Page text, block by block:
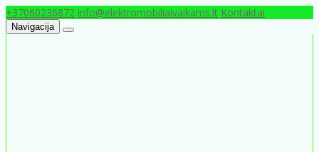
+37060236872 info@elektromobiliaivaikams.lt Kontaktai
Navigacija